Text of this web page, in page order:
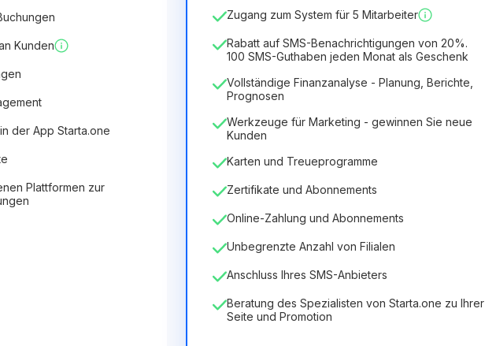
Kunden
der App Starta.one
Plattformen zur
8.99€6.29€ Monat
75.52€ für 12 Months
Zugang zum System für 5 Mitarbeiter
Rabatt auf SMS-Benachrichtigungen von 20%.
100 SMS-Guthaben jeden Monat als Geschenk
Vollständige Finanzanalyse - Planung, Berichte,
Prognosen
Werkzeuge für Marketing - gewinnen Sie neue
Kunden
Karten und Treueprogramme
Zertifikate und Abonnements
Online-Zahlung und Abonnements
Unbegrenzte Anzahl von Filialen
Anschluss Ihres SMS-Anbieters
Beratung des Spezialisten von Starta.one zu Ihrer
Seite und Promotion